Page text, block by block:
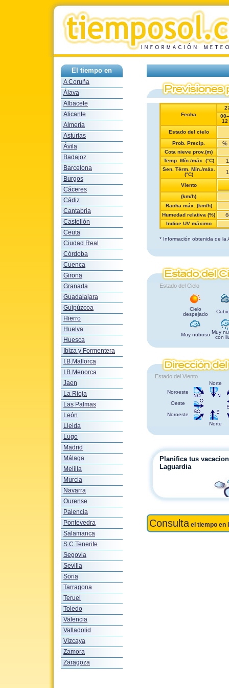
El tiempo en
A Coruña
Álava
Albacete
Alicante
Almería
Asturias
Ávila
Badajoz
Barcelona
Burgos
Cáceres
Cádiz
Cantabria
Castellón
Ceuta
Ciudad Real
Córdoba
Cuenca
Girona
Granada
Guadalajara
Guipúzcoa
Hierro
Huelva
Huesca
Ibiza y Formentera
I.B.Mallorca
I.B.Menorca
Jaen
La Rioja
Las Palmas
León
Lleida
Lugo
Madrid
Málaga
Melilla
Murcia
Navarra
Ourense
Palencia
Pontevedra
Salamanca
S.C.Tenerife
Segovia
Sevilla
Soria
Tarragona
Teruel
Toledo
Valencia
Valladolid
Vizcaya
Zamora
Zaragoza
Fecha
00–
12
Estado del cielo
Prob. Precip.
%
Cota nieve prov.(m)
Temp. Mín./máx. (°C)
Sen. Térm. Mín./máx.
(°C)
Viento
(km/h)
Racha máx. (km/h)
Humedad relativa (%)
Indice UV máximo
* Información obtenida de la
Estado del Cielo
Cielo
despejado
Muy nuboso Muy
con
Estado del Viento
Norte
Noroeste
Oeste
Noroeste
Norte
Planifica tus
Laguardia
Consulta el tiempo en